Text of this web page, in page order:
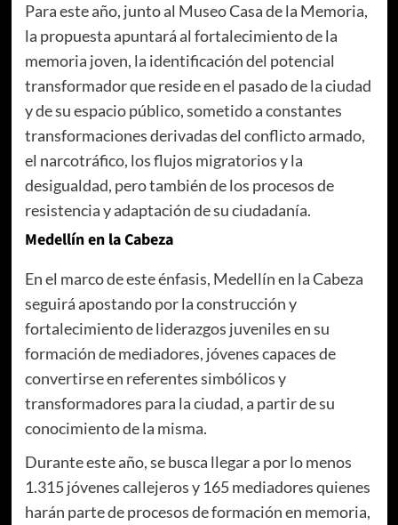
Para este año, junto al Museo Casa de la Memoria,
la propuesta apuntará al fortalecimiento de la
memoria joven, la identificación del potencial
transformador que reside en el pasado de la ciudad
y de su espacio público, sometido a constantes
transformaciones derivadas del conflicto armado,
el narcotráfico, los flujos migratorios y la
desigualdad, pero también de los procesos de
resistencia y adaptación de su ciudadanía.
Medellín en la Cabeza
En el marco de este énfasis, Medellín en la Cabeza
seguirá apostando por la construcción y
fortalecimiento de liderazgos juveniles en su
formación de mediadores, jóvenes capaces de
convertirse en referentes simbólicos y
transformadores para la ciudad, a partir de su
conocimiento de la misma.
Durante este año, se busca llegar a por lo menos
1.315 jóvenes callejeros y 165 mediadores quienes
harán parte de procesos de formación en memoria,